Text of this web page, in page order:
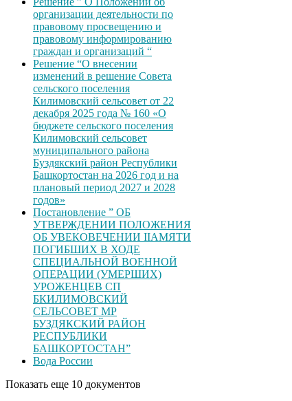
организации деятельности по
правовому просвещению и
правовому информированию
граждан и организаций “
Решение “О внесении
изменений в решение Совета
сельского поселения
Килимовский сельсовет от 22
декабря 2025 года № 160 «О
бюджете сельского поселения
Килимовский сельсовет
муниципального района
Буздякский район Республики
Башкортостан на 2026 год и на
плановый период 2027 и 2028
годов»
Постановление ” ОБ
УТВЕРЖДЕНИИ ПОЛОЖЕНИЯ
ОБ УВЕКОВЕЧЕНИИ ІІАМЯТИ
ПОГИБШИХ В ХОДЕ
СПЕЦИАЛЬНОЙ ВОЕННОЙ
ОПЕРАЦИИ (УМЕРШИХ)
УРОЖЕНЦЕВ CП
БКИЛИМОВСКИЙ
СЕЛЬСОВЕТ МР
БУЗДЯКСКИЙ РАЙОН
РЕСПУБЛИКИ
БАШКОРТОСТАН”
Вода России
Показать еще 10 документов